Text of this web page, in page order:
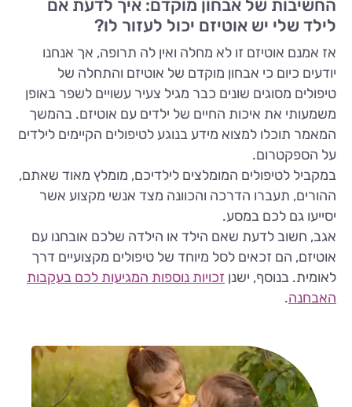
החשיבות של אבחון מוקדם: איך לדעת אם
לילד שלי יש אוטיזם יכול לעזור לו?
אז אמנם אוטיזם זו לא מחלה ואין לה תרופה, אך אנחנו
יודעים כיום כי אבחון מוקדם של אוטיזם והתחלה של
טיפולים מסוגים שונים כבר מגיל צעיר עשויים לשפר באופן
משמעותי את איכות החיים של ילדים עם אוטיזם. בהמשך
המאמר תוכלו למצוא מידע בנוגע לטיפולים הקיימים לילדים
על הספקטרום.
במקביל לטיפולים המומלצים לילדיכם, מומלץ מאוד שאתם,
ההורים, תעברו הדרכה והכוונה מצד אנשי מקצוע אשר
יסייעו גם לכם במסע.
אגב, חשוב לדעת שאם הילד או הילדה שלכם אובחנו עם
אוטיזם, הם זכאים לסל מיוחד של טיפולים מקצועיים דרך
לאומית. בנוסף, ישנן זכויות נוספות המגיעות לכם בעקבות
האבחנה.